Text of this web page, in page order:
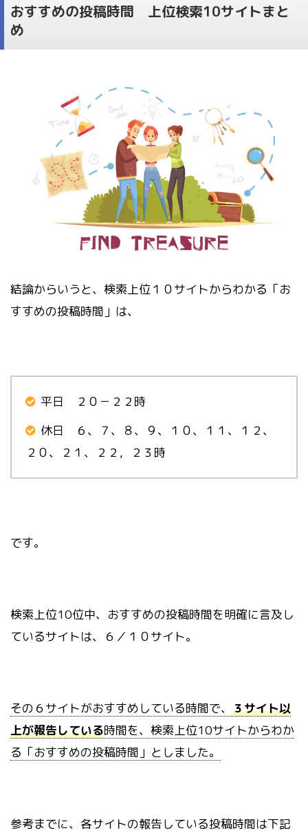
おすすめの投稿時間 上位検索10サイトまと
め
結論からいうと、検索上位１０サイトからわかる「お
すすめの投稿時間」は、
平日 ２０－２２時
休日 ６、７、８、９、１０、１１、１２、
２０、２１、２２，２３時
です。
検索上位10位中、おすすめの投稿時間を明確に言及し
ているサイトは、６／１０サイト。
その６サイトがおすすめしている時間で、 ３サイト以
上が報告している時間を、検索上位10サイトからわか
る「おすすめの投稿時間」としました。
参考までに、各サイトの報告している投稿時間は下記